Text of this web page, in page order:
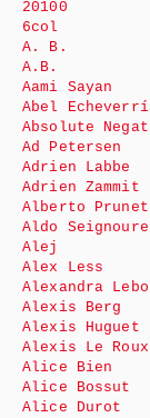
20100
6col
A. B.
A.B.
Aami Sayan
Abel
Absolute
Ad Petersen
Adrien Labbe
Adrien Zammit
Alberto
Aldo
Alej
Alex Less
Alexandra
Alexis Berg
Alexis Huguet
Alexis Le Roux
Alice Bien
Alice Bossut
Alice Durot